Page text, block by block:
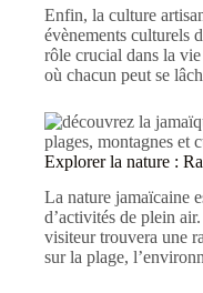
Enfin, la culture
évènements culturels
rôle crucial dans la vie
où chacun peut se
Explorer la nature :
La nature jamaïcaine
d’activités de plein
visiteur trouvera une
sur la plage,